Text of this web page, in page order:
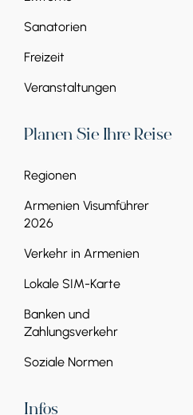
Sanatorien
Freizeit
Veranstaltungen
Planen Sie Ihre Reise
Regionen
Armenien Visumführer
2026
Verkehr in Armenien
Lokale SIM-Karte
Banken und
Zahlungsverkehr
Soziale Normen
Infos